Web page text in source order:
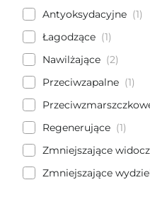
Antyoksydacyjne
1
Łagodzące
1
Nawilżające
2
Przeciwzapalne
1
Regenerujące
1
Zmniejszające
Zmniejszające